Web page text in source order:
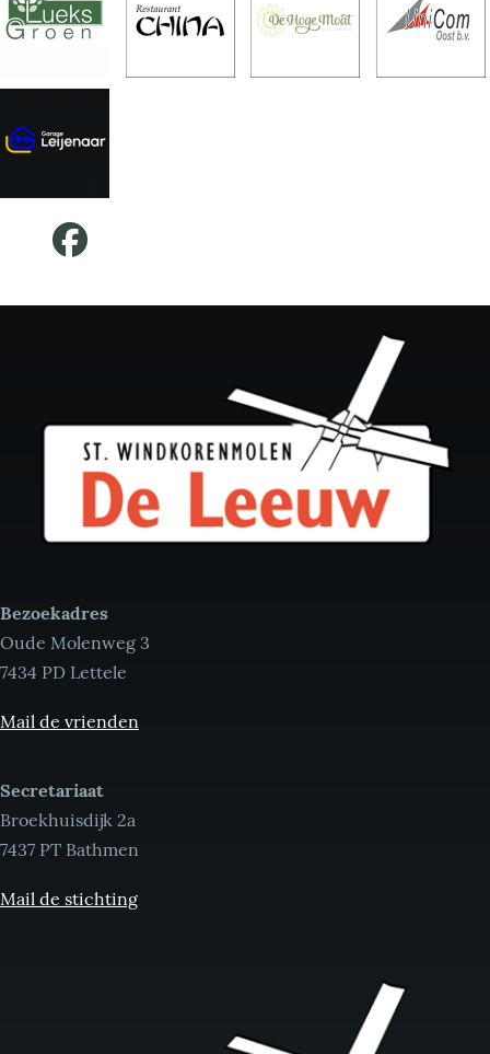
Bezoekadres
Oude Molenweg 3
7434 PD Lettele
Mail de vrienden
Secretariaat
Broekhuisdijk 2a
7437 PT Bathmen
Mail de stichting